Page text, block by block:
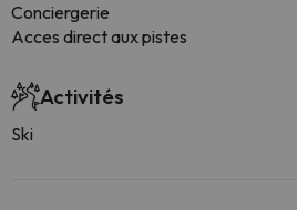
Conciergerie
Acces direct aux pistes
Activités
Ski